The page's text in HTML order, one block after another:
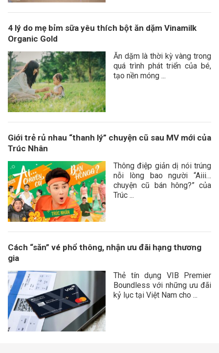
4 lý do mẹ bỉm sữa yêu thích bột ăn dặm Vinamilk
Organic Gold
Ăn dặm là thời kỳ vàng trong
quá trình phát triển của bé,
tạo nền móng ...
Giới trẻ rủ nhau “thanh lý” chuyện cũ sau MV mới của
Trúc Nhân
Thông điệp giản dị nói trúng
nỗi lòng bao người “Aiii…
chuyện cũ bán hông?” của
Trúc ...
Cách “săn” vé phổ thông, nhận ưu đãi hạng thương
gia
Thẻ tín dụng VIB Premier
Boundless với những ưu đãi
kỷ lục tại Việt Nam cho ...